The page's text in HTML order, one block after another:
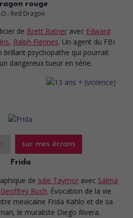
rouge
Red Dragon
de Brett Ratner avec Edward
, Ralph Fiennes. Un agent du FBI
brillant psychopathe qui pourrait
dangereux tueur en série.
sur mes écrans
Frida
de Julie Taymor avec Salma
Geoffrey Rush. Évocation de la vie
mexicaine Frida Kahlo et de sa
le muraliste Diego Rivera.